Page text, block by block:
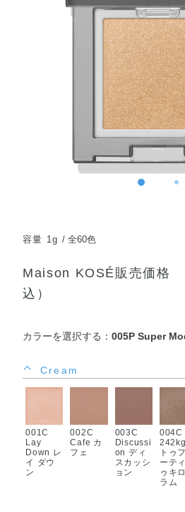
容量 1g 全60色
Maison KOSÉ販売価格
込）
カラーを選択する：005P Super
Cream
001C
Lay
Down レ
イ ダウ
ン
002C
Cafe カ
フェ
003C
Discussi
on ディ
スカッシ
ョン
004C
242kg
トゥ
ーテ
ゥキ
ラム